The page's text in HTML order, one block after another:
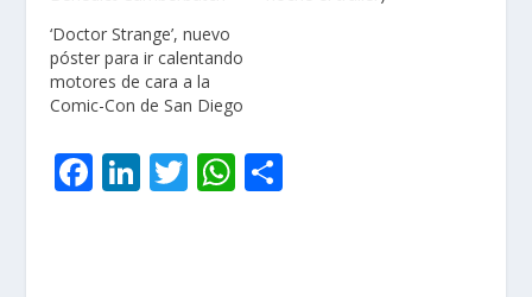
‘Doctor Strange’, nuevo
póster para ir calentando
motores de cara a la
Comic-Con de San Diego
F Li T W